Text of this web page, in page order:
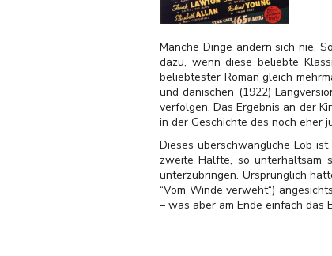
Manche Dinge ändern sich nie.
dazu, wenn diese beliebte
beliebtester Roman gleich
und dänischen (1922)
verfolgen. Das Ergebnis an der
in der Geschichte des noch eher
Dieses überschwängliche Lob
zweite Hälfte, so unterhaltsam
unterzubringen. Ursprünglich
“Vom Winde verweht“)
– was aber am Ende einfach das